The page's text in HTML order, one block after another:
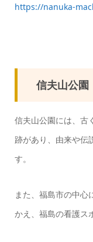
https://nanuka-
信夫山公園
信夫山公園には、古
跡があり、由来や伝
す。
また、福島市の中心
かえ、福島の看護ス